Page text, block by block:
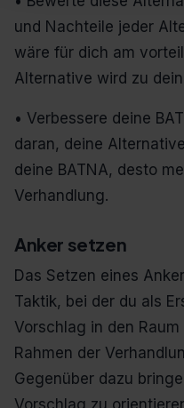
und Nachteile jeder
wäre für dich am
Alternative wird zu
• Verbessere deine
daran, deine
deine BATNA, desto
Verhandlung.
Anker setzen
Das Setzen eines
Taktik, bei der du als
Vorschlag in den
Rahmen der
Gegenüber dazu